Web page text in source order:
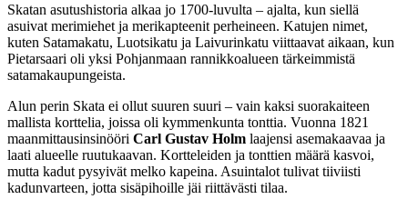
Skatan asutushistoria alkaa jo 1700-luvulta – ajalta, kun siellä
asuivat merimiehet ja merikapteenit perheineen. Katujen nimet,
kuten Satamakatu, Luotsikatu ja Laivurinkatu viittaavat aikaan, kun
Pietarsaari oli yksi Pohjanmaan rannikkoalueen tärkeimmistä
satamakaupungeista.
Alun perin Skata ei ollut suuren suuri – vain kaksi suorakaiteen
mallista korttelia, joissa oli kymmenkunta tonttia. Vuonna 1821
maanmittausinsinööri Carl Gustav Holm laajensi asemakaavaa ja
laati alueelle ruutukaavan. Kortteleiden ja tonttien määrä kasvoi,
mutta kadut pysyivät melko kapeina. Asuintalot tulivat tiiviisti
kadunvarteen, jotta sisäpihoille jäi riittävästi tilaa.